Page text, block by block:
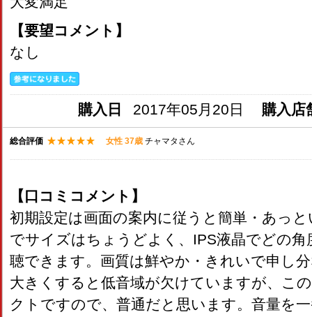
【要望コメント】
なし
購入日 2017年05月20日 購入店
総合評価 女性 37歳 チャマタさん
【口コミコメント】
初期設定は画面の案内に従うと簡単・あっ
でサイズはちょうどよく、IPS液晶でどの
聴できます。画質は鮮やか・きれいで申し
大きくすると低音域が欠けていますが、こ
クトですので、普通だと思います。音量を